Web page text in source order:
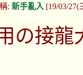
: 新手亂入 [19/03/
の接龍